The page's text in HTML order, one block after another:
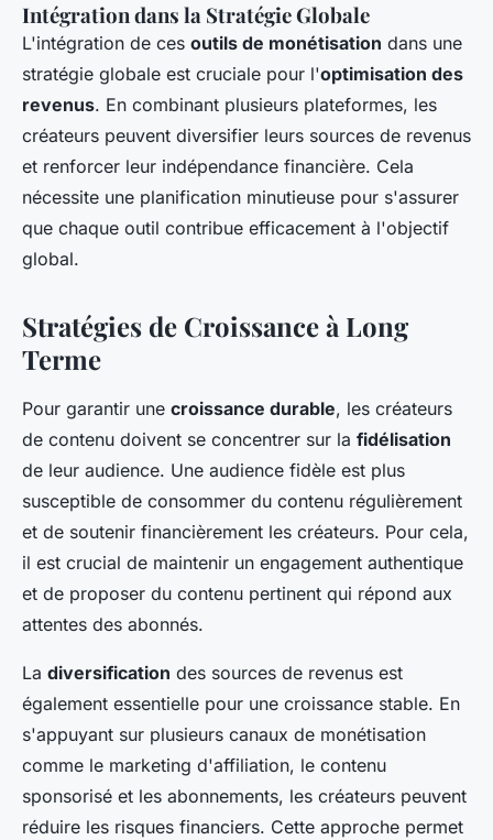
Intégration dans la Stratégie Globale
L'intégration de ces outils de monétisation dans une
stratégie globale est cruciale pour l'optimisation des
revenus. En combinant plusieurs plateformes, les
créateurs peuvent diversifier leurs sources de revenus
et renforcer leur indépendance financière. Cela
nécessite une planification minutieuse pour s'assurer
que chaque outil contribue efficacement à l'objectif
global.
Stratégies de Croissance à Long
Terme
Pour garantir une croissance durable, les créateurs
de contenu doivent se concentrer sur la fidélisation
de leur audience. Une audience fidèle est plus
susceptible de consommer du contenu régulièrement
et de soutenir financièrement les créateurs. Pour cela,
il est crucial de maintenir un engagement authentique
et de proposer du contenu pertinent qui répond aux
attentes des abonnés.
La diversification des sources de revenus est
également essentielle pour une croissance stable. En
s'appuyant sur plusieurs canaux de monétisation
comme le marketing d'affiliation, le contenu
sponsorisé et les abonnements, les créateurs peuvent
réduire les risques financiers. Cette approche permet